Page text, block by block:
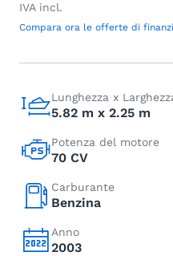
IVA incl.
Compara ora le offerte di
Lunghezza x
5.82 m x 2.25 m
Potenza del motore
70 CV
Carburante
Benzina
Anno
2003